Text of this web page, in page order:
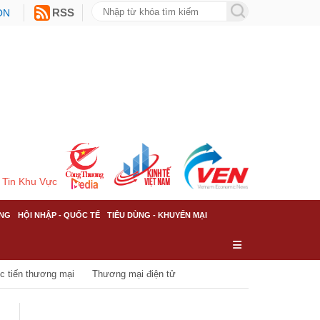
RSS
Tin Khu Vực
HỘI NHẬP - QUỐC TẾ TIÊU DÙNG - KHUYẾN MẠI
tiến thương mại Thương mại điện tử